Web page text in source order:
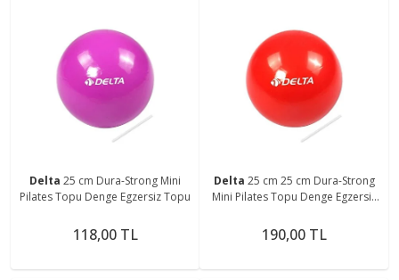
Delta 25 cm Dura-Strong Mini
Pilates Topu Denge Egzersiz Topu
118,00 TL
Delta 25 cm 25 cm Dura-Strong
Mini Pilates Topu Denge Egzersiz
değildir Pilates
190,00 TL